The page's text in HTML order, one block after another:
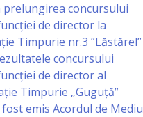
concursului
de director la
Timpurie nr.3 ”Lăstărel”
concursului
de director al
Timpurie „Guguță”
fost emis Acordul de Mediu